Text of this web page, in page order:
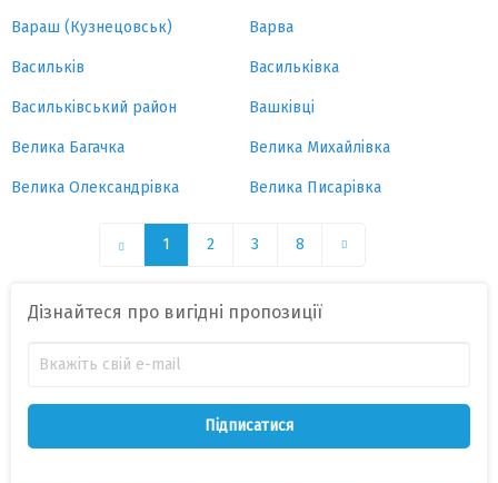
Вараш (Кузнецовськ) Варва
Васильків Васильківка
Васильківський район Вашківці
Велика Багачка Велика Михайлівка
Велика Олександрівка Велика Писарівка
1 2 3 8
Дізнайтеся про вигідні пропозиції
Підписатися